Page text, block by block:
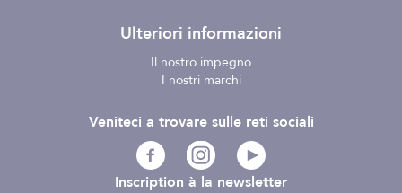
Ulteriori informazioni
Il nostro impegno
I nostri marchi
Inscription à la newsletter
Veniteci a trovare sulle reti sociali